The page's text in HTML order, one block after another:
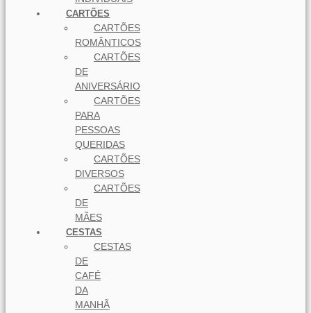
CARTÕES
CARTÕES
ROMÂNTICOS
CARTÕES
DE
ANIVERSÁRIO
CARTÕES
PARA
PESSOAS
QUERIDAS
CARTÕES
DIVERSOS
CARTÕES
DE
MÃES
CESTAS
CESTAS
DE
CAFÉ
DA
MANHÃ